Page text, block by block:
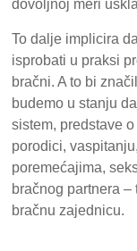
dovoljnoj meri
To dalje implicira
isprobati u praksi
bračni. A to bi
budemo u stanju
sistem, predstave
porodici,
poremećajima,
bračnog partnera
bračnu zajednicu.